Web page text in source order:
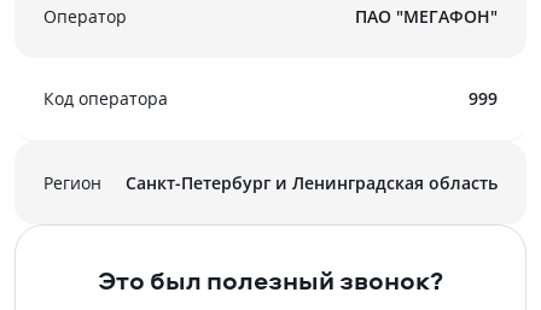
Оператор ПАО "МЕГАФОН"
Код оператора 999
Регион Санкт-Петербург и Ленинградская область
Это был полезный звонок?